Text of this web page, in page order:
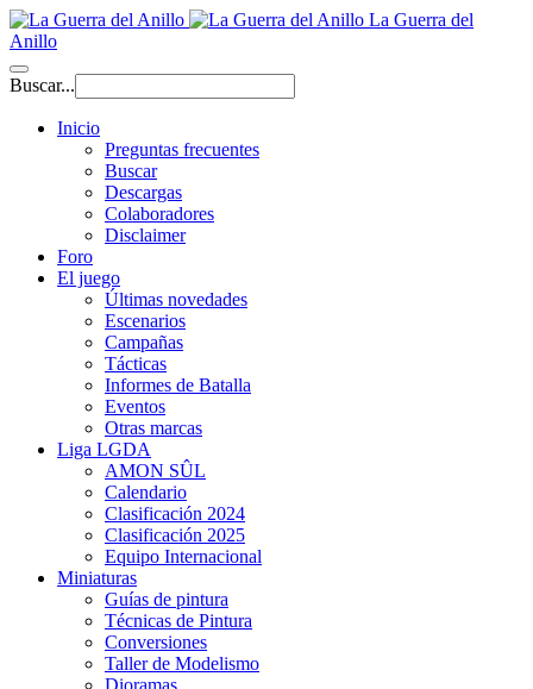
La Guerra del
Anillo
Buscar...
Inicio
Preguntas frecuentes
Buscar
Descargas
Colaboradores
Disclaimer
Foro
El juego
Últimas novedades
Escenarios
Campañas
Tácticas
Informes de Batalla
Eventos
Otras marcas
Liga LGDA
AMON SÛL
Calendario
Clasificación 2024
Clasificación 2025
Equipo Internacional
Miniaturas
Guías de pintura
Técnicas de Pintura
Conversiones
Taller de Modelismo
Dioramas